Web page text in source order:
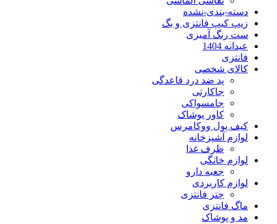
دسته-بندی-نشده
زیپ کیپ فانتزی و بگ
ست رنگ آمیزی
عیدانه 1404
فانتزی
کالای شخصی
پد ضد درد قاعدگی
جاکارتی
جامسواکی
کاور پوشاک
کیف پول ووکامرس
لوازم آشپزخانه
ظرف غذا
لوازم خانگی
جعبه دارو
لوازم کاربردی
چتر فانتزی
ماگ فانتزی
مد و پوشاک